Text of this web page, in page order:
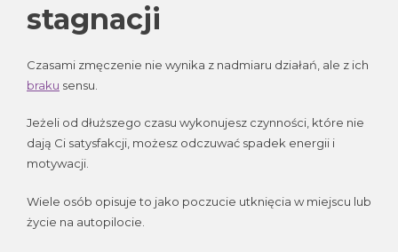
stagnacji
Czasami zmęczenie nie wynika z nadmiaru działań, ale z ich
braku sensu.
Jeżeli od dłuższego czasu wykonujesz czynności, które nie
dają Ci satysfakcji, możesz odczuwać spadek energii i
motywacji.
Wiele osób opisuje to jako poczucie utknięcia w miejscu lub
życie na autopilocie.